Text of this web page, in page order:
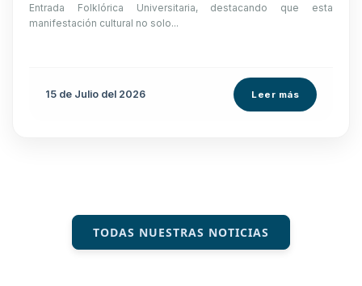
Entrada Folklórica Universitaria, destacando que esta
manifestación cultural no solo...
15 de Julio del 2026 Leer más
TODAS NUESTRAS NOTICIAS